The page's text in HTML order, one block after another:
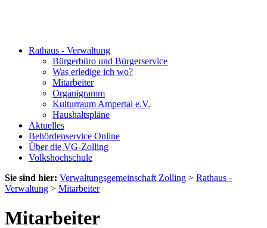
Rathaus - Verwaltung
Bürgerbüro und Bürgerservice
Was erledige ich wo?
Mitarbeiter
Organigramm
Kulturraum Ampertal e.V.
Haushaltspläne
Aktuelles
Behördenservice Online
Über die VG-Zolling
Volkshochschule
Sie sind hier: Verwaltungsgemeinschaft Zolling > Rathaus -
Verwaltung > Mitarbeiter
Mitarbeiter